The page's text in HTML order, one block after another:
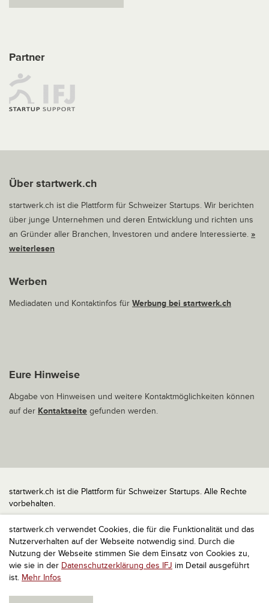
startwerk.ch verwendet Cookies, die für die Funktionalität und das
Nutzerverhalten auf der Webseite notwendig sind. Durch die
Nutzung der Webseite stimmen Sie dem Einsatz von Cookies zu,
wie sie in der Datenschutzerklärung des IFJ im Detail ausgeführt
ist. Mehr Infos
Partner
Über startwerk.ch
startwerk.ch ist die Plattform für Schweizer Startups. Wir berichten
über junge Unternehmen und deren Entwicklung und richten uns
an Gründer aller Branchen, Investoren und andere Interessierte. »
weiterlesen
Werben
Mediadaten und Kontaktinfos für Werbung bei startwerk.ch
Eure Hinweise
Abgabe von Hinweisen und weitere Kontaktmöglichkeiten können
auf der Kontaktseite gefunden werden.
startwerk.ch ist die Plattform für Schweizer Startups. Alle Rechte
vorbehalten.
Impressum
Kontakt
nach oben